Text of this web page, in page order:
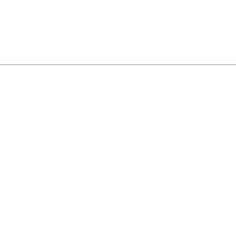
mid-roll, banner,
garantir el màxim
o desactivar la